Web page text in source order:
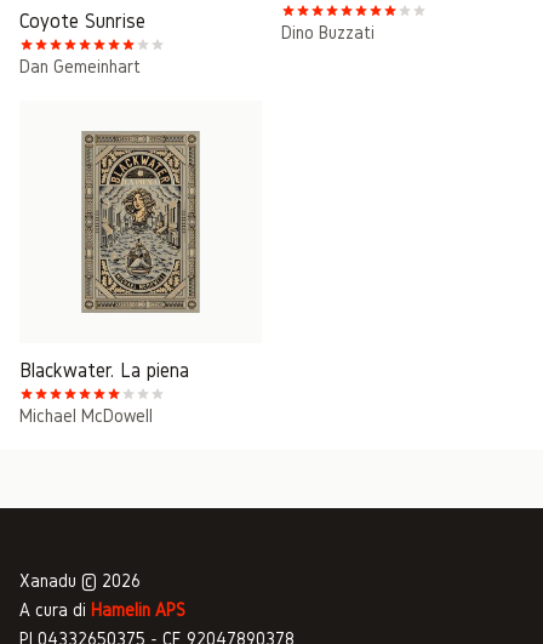
Coyote Sunrise
Dan Gemeinhart
Dino Buzzati
Blackwater. La piena
Michael McDowell
Xanadu © 2026
A cura di Hamelin APS
PI 04332650375 - CF 92047890378